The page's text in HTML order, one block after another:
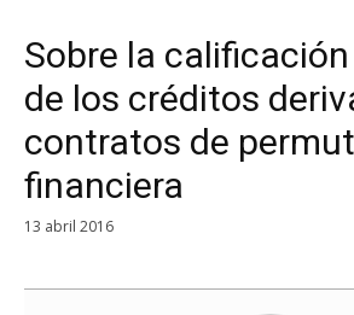
Sobre la
de los créditos
contratos de
financiera
13 abril 2016